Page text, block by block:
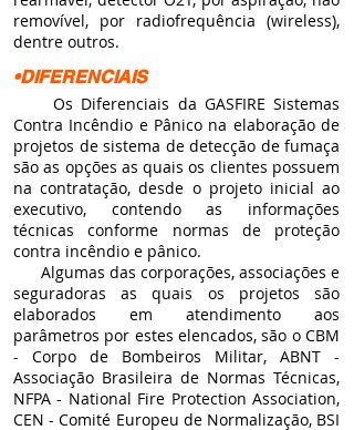
removível, por radiofrequência (wireless),
dentre outros.
•DIFERENCIAIS
Os Diferenciais da GASFIRE Sistemas
Contra Incêndio e Pânico na elaboração de
projetos de sistema de detecção de fumaça
são as opções as quais os clientes possuem
na contratação, desde o projeto inicial ao
executivo, contendo as informações
técnicas conforme normas de proteção
contra incêndio e pânico.
Algumas das corporações, associações e
seguradoras as quais os projetos são
elaborados em atendimento aos
parâmetros por estes elencados, são o CBM
- Corpo de Bombeiros Militar, ABNT -
Associação Brasileira de Normas Técnicas,
NFPA - National Fire Protection Association,
CEN - Comité Europeu de Normalização, BSI